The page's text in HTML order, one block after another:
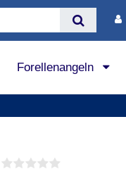
Forellenangeln